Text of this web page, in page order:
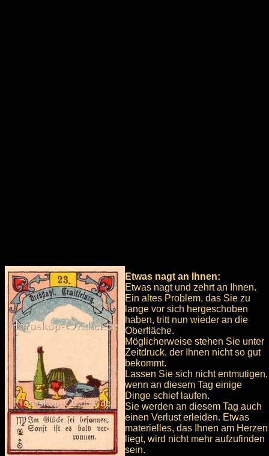
Etwas nagt an Ihnen:
Etwas nagt und zehrt an Ihnen.
Ein altes Problem, das Sie zu
lange vor sich hergeschoben
haben, tritt nun wieder an die
Oberfläche.
Möglicherweise stehen Sie unter
Zeitdruck, der Ihnen nicht so gut
bekommt.
Lassen Sie sich nicht entmutigen,
wenn an diesem Tag einige
Dinge schief laufen.
Sie werden an diesem Tag auch
einen Verlust erleiden. Etwas
materielles, das Ihnen am Herzen
liegt, wird nicht mehr aufzufinden
sein.